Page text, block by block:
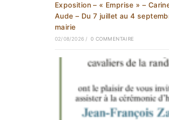
Exposition – « Emprise » –
Aude – Du 7 juillet au 4
mairie
02/08/2026 / 0 COMMENTAIRE